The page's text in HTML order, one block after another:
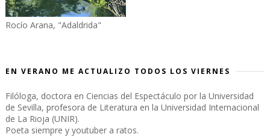
Rocío Arana, "Adaldrida"
EN VERANO ME ACTUALIZO TODOS LOS VIERNES
Filóloga, doctora en Ciencias del Espectáculo por la Universidad
de Sevilla, profesora de Literatura en la Universidad Internacional
de La Rioja (UNIR).
Poeta siempre y youtuber a ratos.